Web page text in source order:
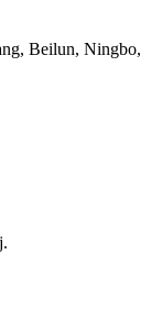
Beilun, Ningbo,